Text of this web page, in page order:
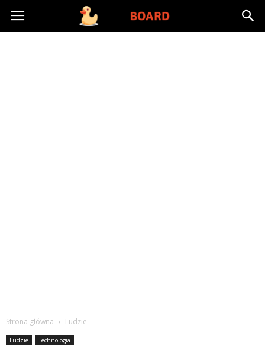
Toysboard.pl
Strona główna Ludzie
Ludzie Technologia